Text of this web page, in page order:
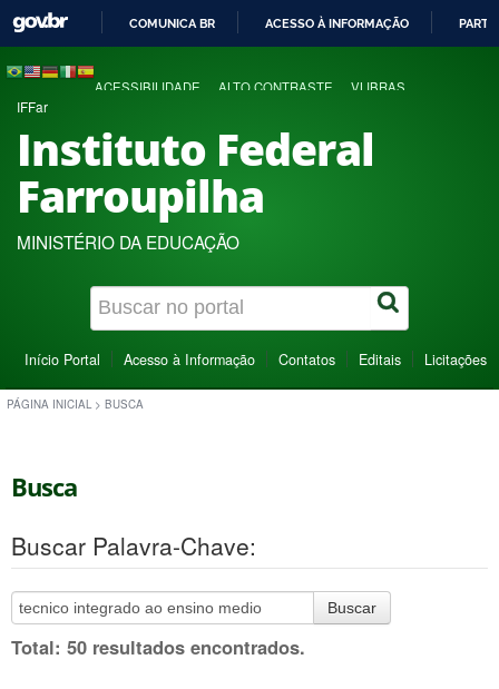
COMUNICA BR ACESSO À INFORMAÇÃO
ACESSIBILIDADE ALTO CONTRASTE VLIBRAS
IFFar
Instituto Federal
Farroupilha
MINISTÉRIO DA EDUCAÇÃO
Início Portal Acesso à Informação Contatos Editais Licitações
PÁGINA INICIAL > BUSCA
Busca
Buscar Palavra-Chave:
Buscar
Total: 50 resultados encontrados.